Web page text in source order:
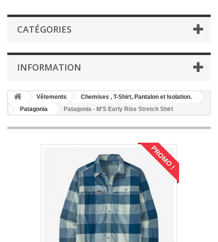
CATÉGORIES
INFORMATION
Vêtements
Chemises , T-Shirt, Pantalon et Isolation.
Patagonia
Patagonia - M'S Early Rise Stretch Shirt
PROMO !